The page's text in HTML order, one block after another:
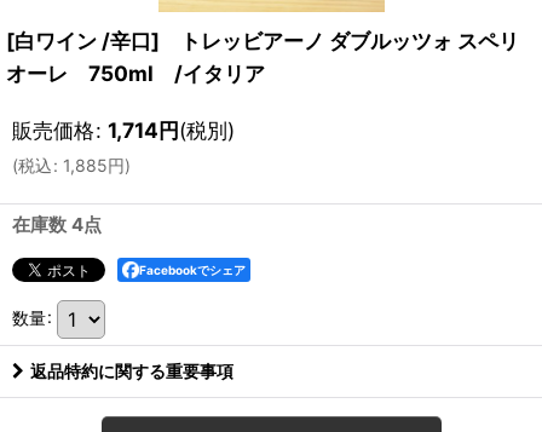
[白ワイン /辛口] トレッビアーノ ダブルッツォ スペリ
オーレ 750ml /イタリア
販売価格: 1,714円(税別)
(税込: 1,885円)
在庫数 4点
Facebookでシェア
数量:
返品特約に関する重要事項